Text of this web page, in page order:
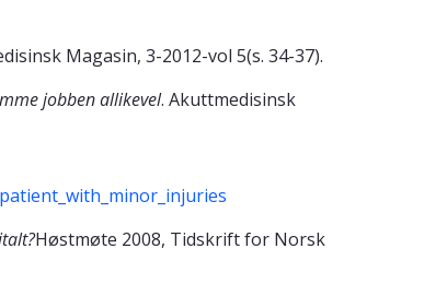
Magasin, 3-2012-vol 5(s. 34-37).
jobben allikevel. Akuttmedisinsk
Høstmøte 2008, Tidskrift for Norsk